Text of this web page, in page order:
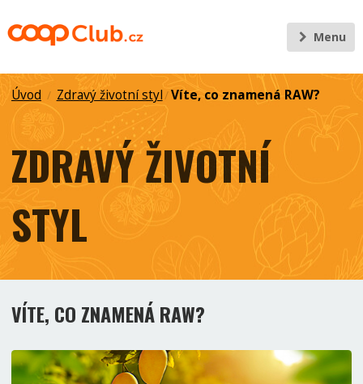
Menu
Úvod / Zdravý životní styl/Víte, co znamená RAW?
ZDRAVÝ ŽIVOTNÍ
STYL
VÍTE, CO ZNAMENÁ RAW?